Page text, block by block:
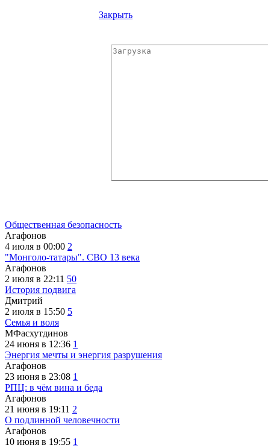
Закрыть
Общественная безопасность
Агафонов
4 июля в 00:00 2
"Монголо-татары". СВО 13 века
Агафонов
2 июля в 22:11 50
История подвига
Дмитрий
2 июля в 15:50 5
Семья и воля
МФасхутдинов
24 июня в 12:36 1
Энергия мечты и энергия разрушения
Агафонов
23 июня в 23:08 1
РПЦ: в чём вина и беда
Агафонов
21 июня в 19:11 2
О подлинной человечности
Агафонов
10 июня в 19:55 1